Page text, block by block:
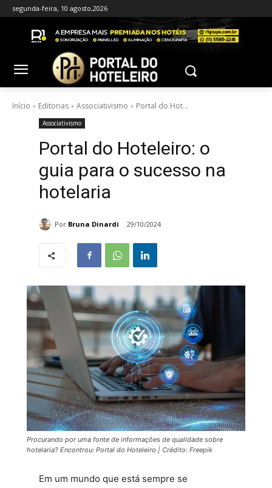
segunda-feira, 10 agosto,2026
Início Editorias Associativismo Portal do Hot...
Associativismo
Portal do Hoteleiro: o
guia para o sucesso na
hotelaria
Por Bruna Dinardi 29/10/2024
Procurando por uma fonte de informações de qualidade sobre
hotelaria? Encontrou: Portal do Hoteleiro | Crédito: Freepik
Em um mundo que está sempre se